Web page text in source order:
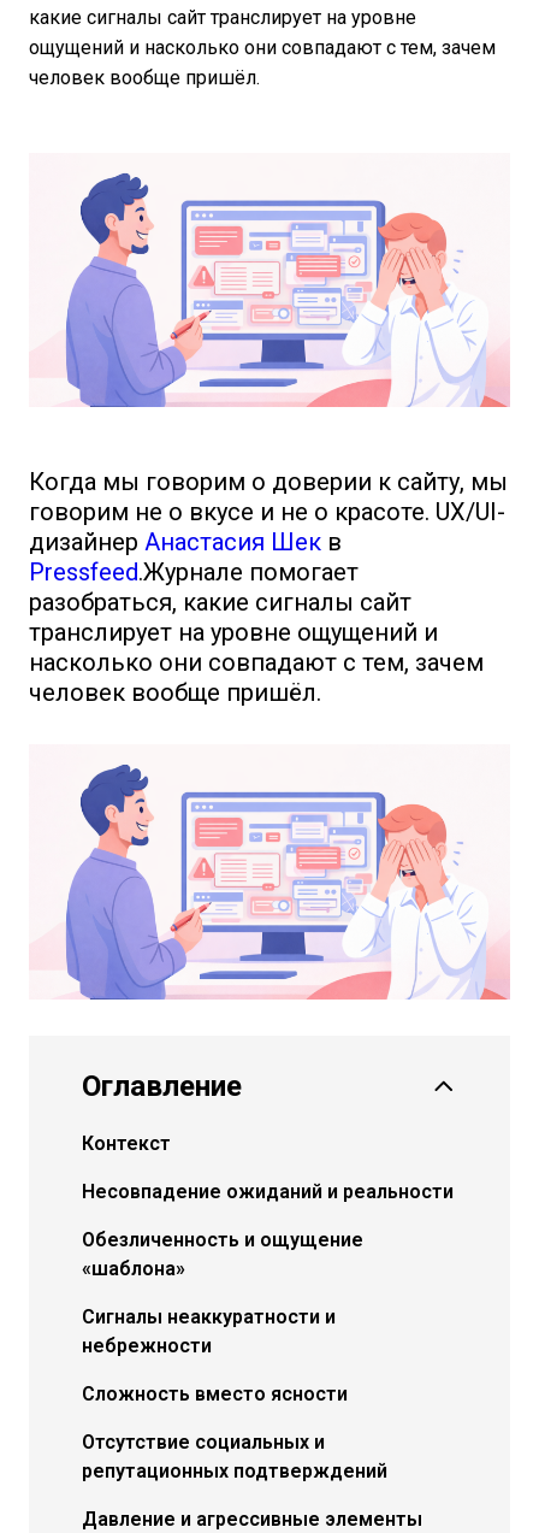
какие сигналы сайт транслирует на уровне
ощущений и насколько они совпадают с тем, зачем
человек вообще пришёл.
Когда мы говорим о доверии к сайту, мы
говорим не о вкусе и не о красоте. UX/UI-
дизайнер Анастасия Шек в
Pressfeed.Журнале помогает
разобраться, какие сигналы сайт
транслирует на уровне ощущений и
насколько они совпадают с тем, зачем
человек вообще пришёл.
Оглавление
Контекст
Несовпадение ожиданий и реальности
Обезличенность и ощущение
«шаблона»
Сигналы неаккуратности и
небрежности
Сложность вместо ясности
Отсутствие социальных и
репутационных подтверждений
Давление и агрессивные элементы